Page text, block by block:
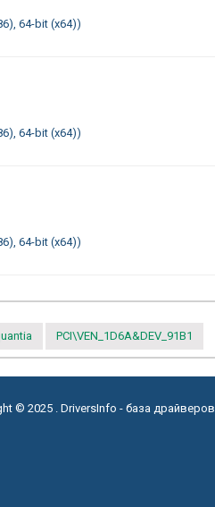
64-bit (x64))
64-bit (x64))
64-bit (x64))
PCI\VEN_1D6A&DEV_91B1
© 2025 . DriversInfo - база драйверов